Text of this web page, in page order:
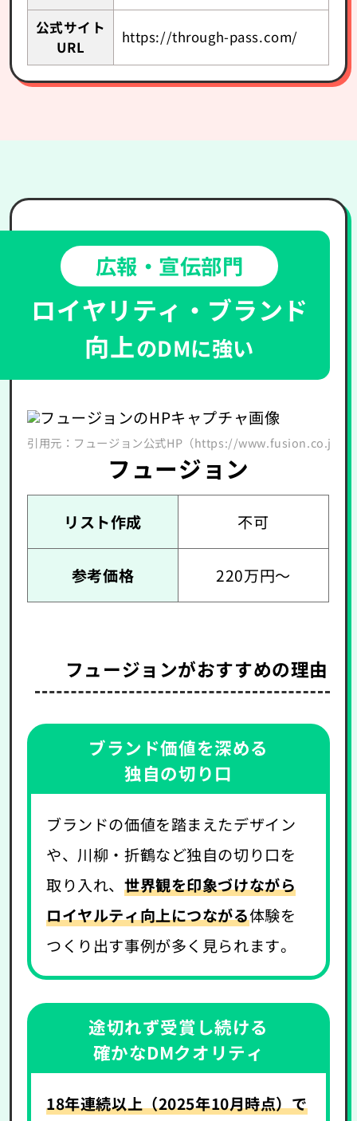
公式サイト
URL
https://through-pass.com/
広報・宣伝部門
ロイヤリティ・ブランド
向上のDMに強い
引用元：フュージョン公式HP（https://www.fusion.co.jp/
フュージョン
リスト作成 不可
参考価格 220万円～
フュージョンがおすすめの理由
ブランド価値を深める
独自の切り口
ブランドの価値を踏まえたデザイン
や、川柳・折鶴など独自の切り口を
取り入れ、世界観を印象づけながら
ロイヤルティ向上につながる体験を
つくり出す事例が多く見られます。
途切れず受賞し続ける
確かなDMクオリティ
18年連続以上（2025年10月時点）で